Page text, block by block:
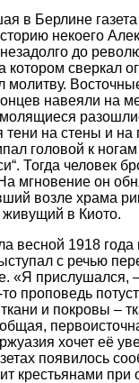
в Берлине
некоего
до
котором сверкал
молитву.
навеяли на
на стены и
головой к
Тогда человек
мгновение он
возле храма
живущий в Киото.
1918 года
с речью
«Я прислушался,
проповедь
и покровы –
хочет её
появилось
крестьянами при